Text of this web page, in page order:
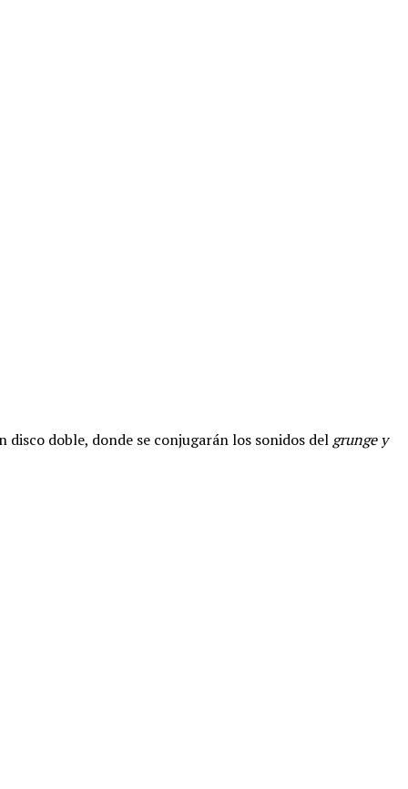
disco doble, donde se conjugarán los sonidos del grunge y